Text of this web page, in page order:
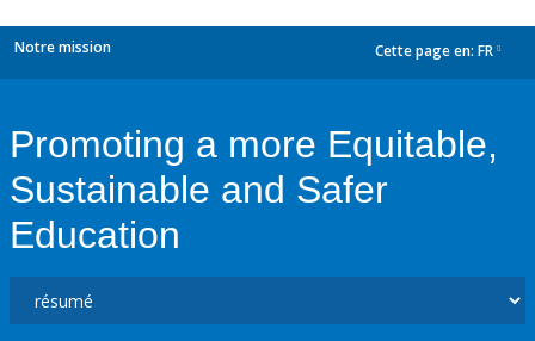
Notre mission Cette page en: FR
Promoting a more Equitable,
Sustainable and Safer
Education